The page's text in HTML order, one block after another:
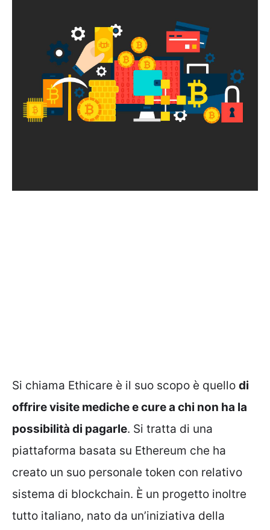
Si chiama Ethicare è il suo scopo è quello di
offrire visite mediche e cure a chi non ha la
possibilità di pagarle. Si tratta di una
piattaforma basata su Ethereum che ha
creato un suo personale token con relativo
sistema di blockchain. È un progetto inoltre
tutto italiano, nato da un’iniziativa della